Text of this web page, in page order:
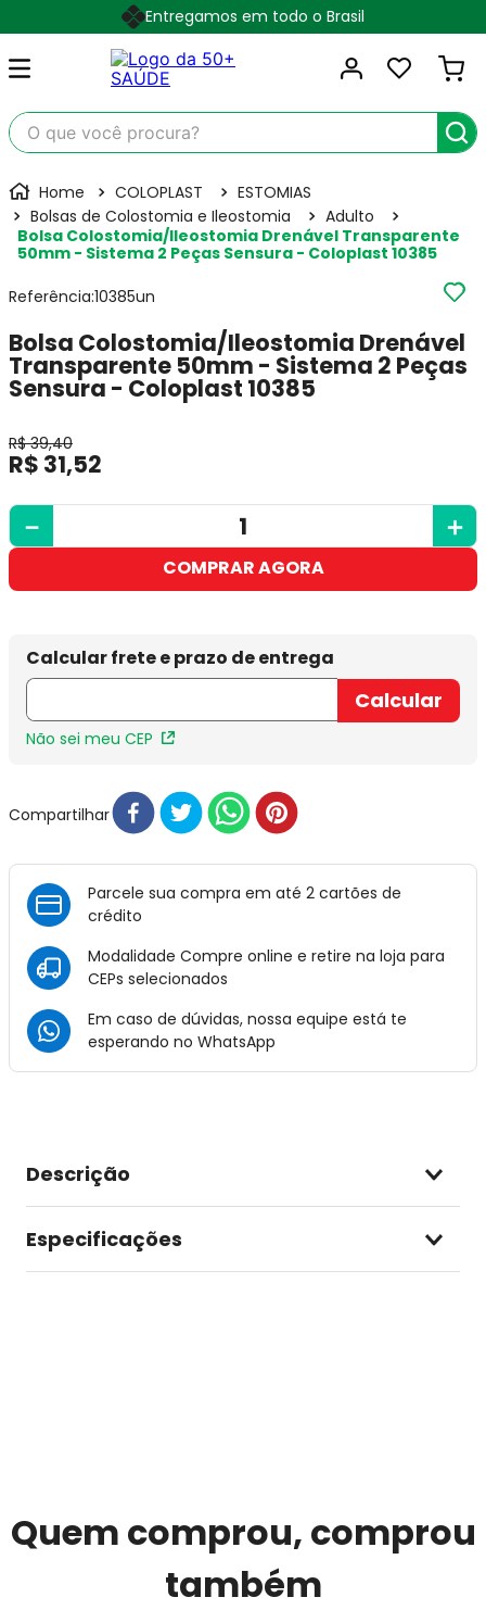
Entregamos em todo o Brasil
O que você procura?
COLOPLAST
ESTOMIAS
Bolsas de Colostomia e Ileostomia
Adulto
Bolsa Colostomia/Ileostomia Drenável Transparente
50mm - Sistema 2 Peças Sensura - Coloplast 10385
Referência:10385un
Bolsa Colostomia/Ileostomia Drenável
Transparente 50mm - Sistema 2 Peças
Sensura - Coloplast 10385
R$ 39,40
R$ 31,52
＋
－
COMPRAR AGORA
Não sei meu CEP
Compartilhar
Parcele sua compra em até 2 cartões de
crédito
Modalidade Compre online e retire na loja para
CEPs selecionados
Em caso de dúvidas, nossa equipe está te
esperando no WhatsApp
Descrição
Especificações
Quem comprou, comprou
também